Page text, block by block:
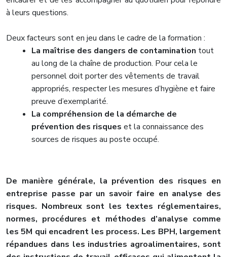
à leurs questions.
Deux facteurs sont en jeu dans le cadre de la formation :
La maîtrise des dangers de contamination tout
au long de la chaîne de production. Pour cela le
personnel doit porter des vêtements de travail
appropriés, respecter les mesures d’hygiène et faire
preuve d’exemplarité.
La compréhension de la démarche de
prévention des risques et la connaissance des
sources de risques au poste occupé.
De manière générale, la prévention des risques en
entreprise passe par un savoir faire en analyse des
risques. Nombreux sont les textes réglementaires,
normes, procédures et méthodes d’analyse comme
les 5M qui encadrent les process. Les BPH, largement
répandues dans les industries agroalimentaires, sont